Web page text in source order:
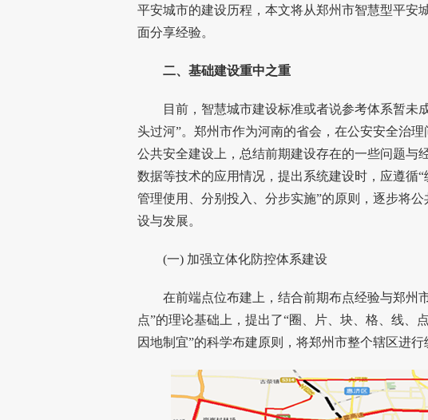
平安城市的建设历程，本文将从郑州市智慧型平安
面分享经验。
二、基础建设重中之重
目前，智慧城市建设标准或者说参考体系暂未
头过河”。郑州市作为河南的省会，在公安安全治
公共安全建设上，总结前期建设存在的一些问题与
数据等技术的应用情况，提出系统建设时，应遵循
管理使用、分别投入、分步实施”的原则，逐步将
设与发展。
(一) 加强立体化防控体系建设
在前端点位布建上，结合前期布点经验与郑州市
点”的理论基础上，提出了“圈、片、块、格、线、
因地制宜”的科学布建原则，将郑州市整个辖区进行